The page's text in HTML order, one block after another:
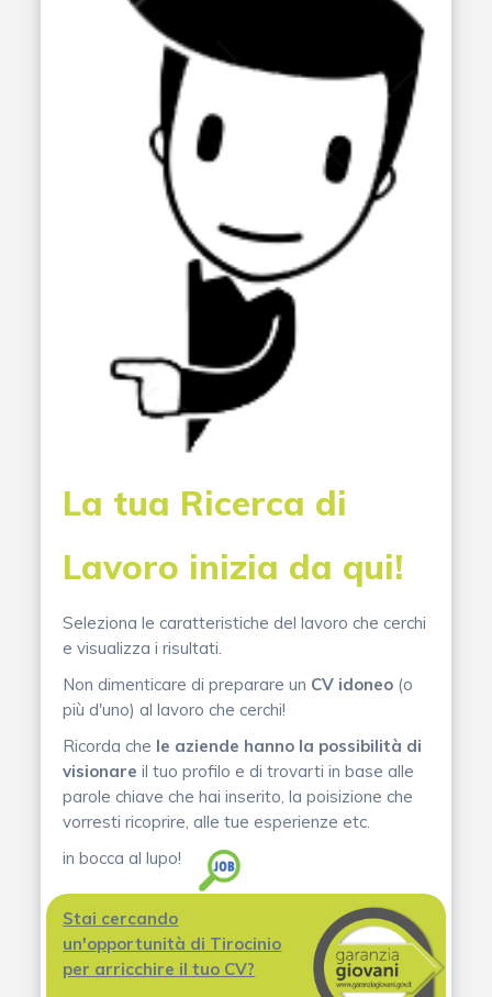
La tua Ricerca di
Lavoro inizia da qui!
Seleziona le caratteristiche del lavoro che cerchi
e visualizza i risultati.
Non dimenticare di preparare un CV idoneo (o
più d'uno) al lavoro che cerchi!
Ricorda che le aziende hanno la possibilità di
visionare il tuo profilo e di trovarti in base alle
parole chiave che hai inserito, la poisizione che
vorresti ricoprire, alle tue esperienze etc.
in bocca al lupo!
Stai cercando
un'opportunità di Tirocinio
per arricchire il tuo CV?